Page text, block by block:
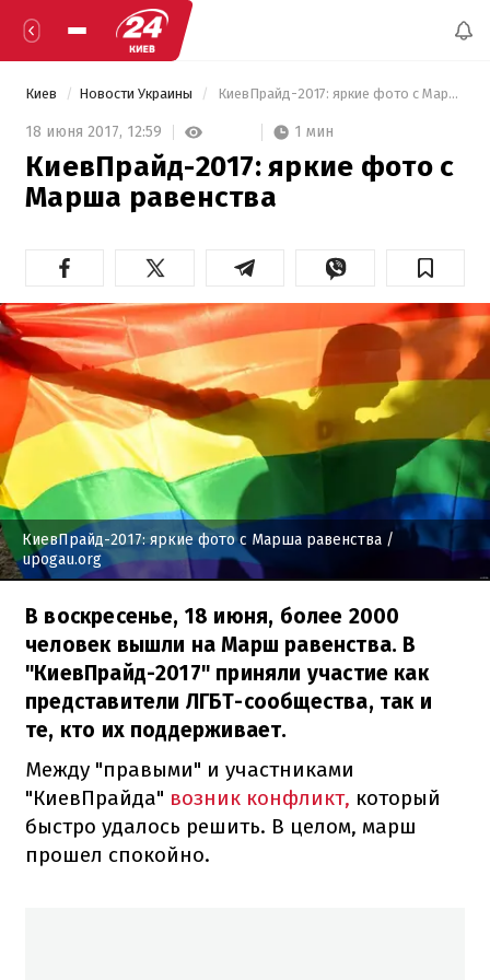
Киев Новости Украины КиевПрайд-2017: яркие фото с Марша равенства
18 июня 2017, 12:59 1 мин
КиевПрайд-2017: яркие фото с
Марша равенства
КиевПрайд-2017: яркие фото с Марша равенства /
upogau.org
В воскресенье, 18 июня, более 2000
человек вышли на Марш равенства. В
"КиевПрайд-2017" приняли участие как
представители ЛГБТ-сообщества, так и
те, кто их поддерживает.
Между "правыми" и участниками
"КиевПрайда" возник конфликт, который
быстро удалось решить. В целом, марш
прошел спокойно.